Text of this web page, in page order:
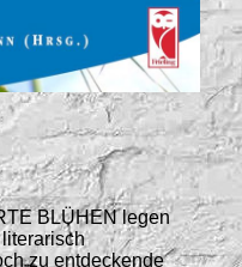
BLÜHEN legen
zu entdeckende